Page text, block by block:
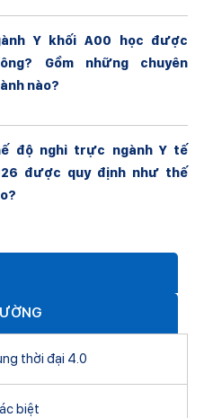
Y khối A00 học được
Gồm những chuyên
nào?
độ nghỉ trực ngành Y tế
được quy định như thế
thời đại 4.0
biệt